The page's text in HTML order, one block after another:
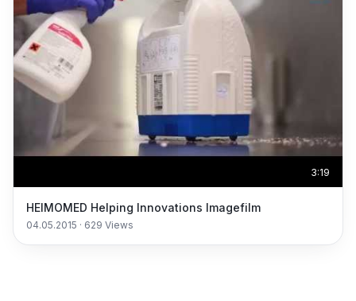
3:19
HEIMOMED Helping Innovations Imagefilm
04.05.2015 · 629 Views